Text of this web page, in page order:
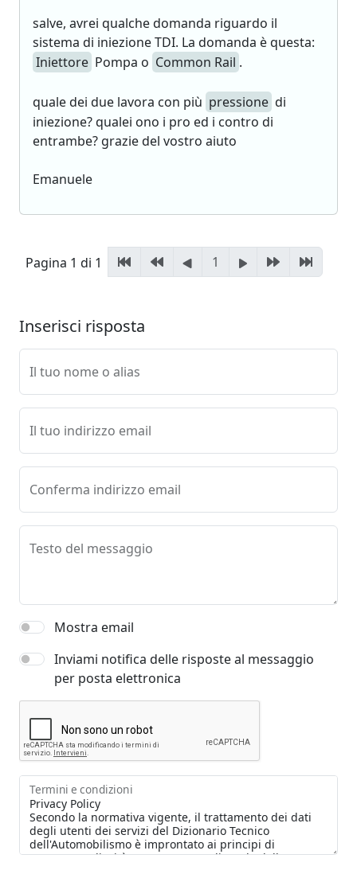
salve, avrei qualche domanda riguardo il
sistema di iniezione TDI. La domanda è questa:
Iniettore Pompa o Common Rail .
quale dei due lavora con più pressione di
iniezione? qualei ono i pro ed i contro di
entrambe? grazie del vostro aiuto
Emanuele
Pagina 1 di 1 1
Inserisci risposta
Il tuo nome o alias
Il tuo indirizzo email
Conferma indirizzo email
Testo del messaggio
Mostra email
Inviami notifica delle risposte al messaggio
per posta elettronica
Termini e condizioni